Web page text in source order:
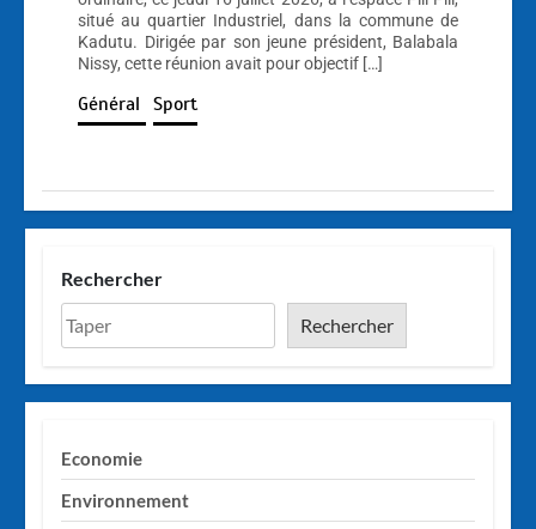
situé au quartier Industriel, dans la commune de
Kadutu. Dirigée par son jeune président, Balabala
Nissy, cette réunion avait pour objectif […]
Général Sport
Rechercher
Rechercher
Economie
Environnement